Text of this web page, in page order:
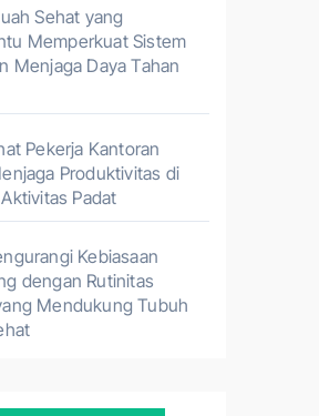
Sehat yang
Memperkuat Sistem
Menjaga Daya Tahan
Pekerja Kantoran
Produktivitas di
Padat
Kebiasaan
dengan Rutinitas
Mendukung Tubuh